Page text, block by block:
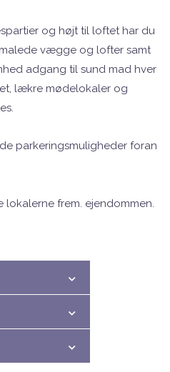
og højt til loftet har du
vægge og lofter samt
adgang til sund mad hver
lækre mødelokaler og
parkeringsmuligheder foran
frem. ejendommen.